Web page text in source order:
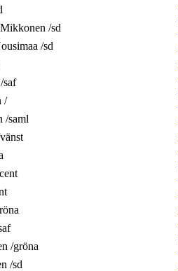
Mikkonen /sd
/sd
/saf
/
/saml
vänst
cent
/gröna
/sd